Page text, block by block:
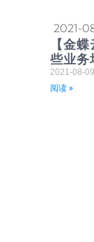
2021-
【金
些业务
2021-08-09
阅读 »